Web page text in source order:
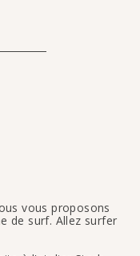
vous proposons
de surf. Allez surfer